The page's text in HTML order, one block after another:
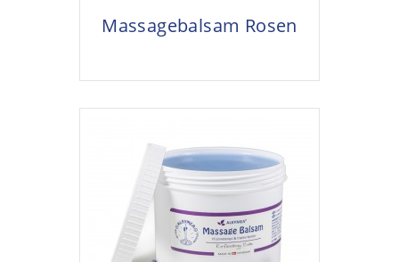
Massagebalsam Rosen